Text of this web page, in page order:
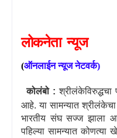
लोकनेता न्यूज
(ऑनलाईन न्यूज नेटवर्क)
कोलंबो : श्रीलंकेविरुद्धचा
आहे. या सामन्यात श्रीलंकेचा
भारतीय संघ सज्ज झाला
पहिल्या सामन्यात कोणत्या